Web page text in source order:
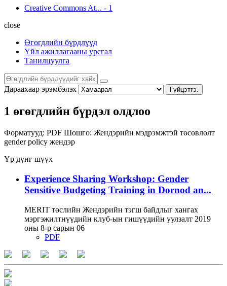
Creative Commons At... - 1
close
Өгөгдлийн бүрдлүүд
Үйл ажиллагааны урсгал
Танилцуулга
Дараахаар эрэмбэлэх Гүйцэтгэ.
1 өгөгдлийн бүрдэл олдлоо
Форматууд: PDF Шошго: Жендэрийн мэдрэмжтэй төсөвлөлт
gender policy жендэр
Үр дүнг шүүх
Experience Sharing Workshop: Gender
Sensitive Budgeting Training in Dornod an...
MERIT төслийн Жендэрийн тэгш байдлыг хангах
мэргэжилтнүүдийн клуб-ын гишүүдийн уулзалт 2019
оны 8-р сарын 06
PDF